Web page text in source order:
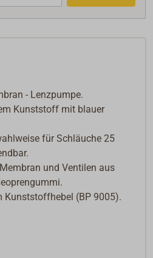
- Lenzpumpe.
Kunststoff mit blauer
für Schläuche 25
und Ventilen aus
(BP 9005).